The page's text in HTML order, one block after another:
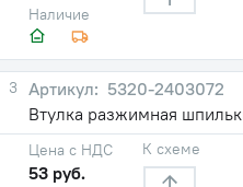
Наличие
3
5320-2403072
Втулка разжимная
Цена с НДС
53 руб.
К схеме